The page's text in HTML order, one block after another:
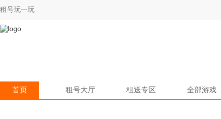
租号玩一玩
首页 租号大厅 租送专区 全部游戏